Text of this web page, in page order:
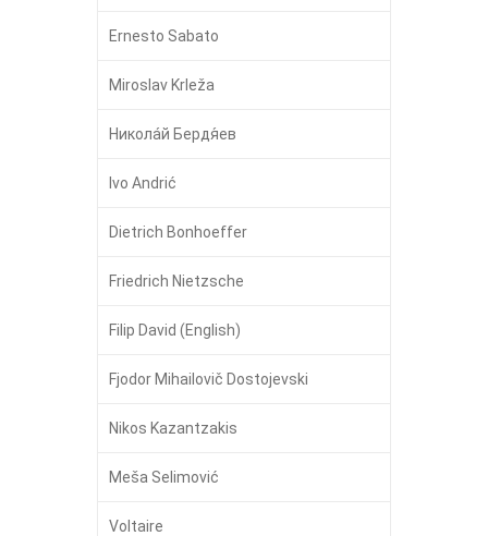
Ernesto Sabato
Miroslav Krleža
Никола́й Бердя́ев
Ivo Andrić
Dietrich Bonhoeffer
Friedrich Nietzsche
Filip David (English)
Fjodor Mihailovič Dostojevski
Nikos Kazantzakis
Meša Selimović
Voltaire